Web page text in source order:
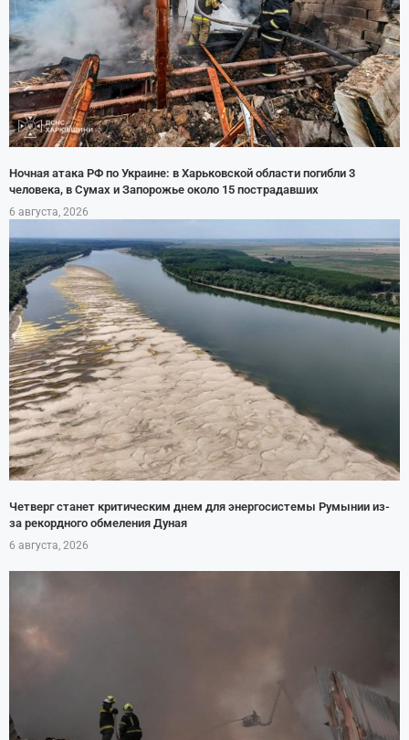
Ночная атака РФ по Украине: в Харьковской области погибли 3
человека, в Сумах и Запорожье около 15 пострадавших
6 августа, 2026
Четверг станет критическим днем для энергосистемы Румынии из-
за рекордного обмеления Дуная
6 августа, 2026